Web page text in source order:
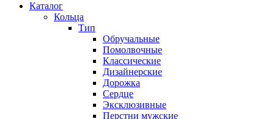
Каталог
Кольца
Тип
Обручальные
Помолвочные
Классические
Дизайнерские
Дорожка
Сердце
Эксклюзивные
Перстни мужские